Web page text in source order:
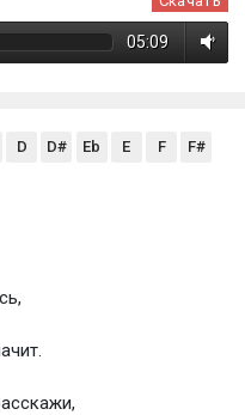
05:09
D D# Eb E F
F#